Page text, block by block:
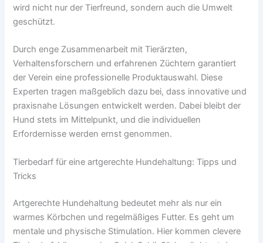
wird nicht nur der Tierfreund, sondern auch die Umwelt
geschützt.
Durch enge Zusammenarbeit mit Tierärzten,
Verhaltensforschern und erfahrenen Züchtern garantiert
der Verein eine professionelle Produktauswahl. Diese
Experten tragen maßgeblich dazu bei, dass innovative und
praxisnahe Lösungen entwickelt werden. Dabei bleibt der
Hund stets im Mittelpunkt, und die individuellen
Erfordernisse werden ernst genommen.
Tierbedarf für eine artgerechte Hundehaltung: Tipps und
Tricks
Artgerechte Hundehaltung bedeutet mehr als nur ein
warmes Körbchen und regelmäßiges Futter. Es geht um
mentale und physische Stimulation. Hier kommen clevere